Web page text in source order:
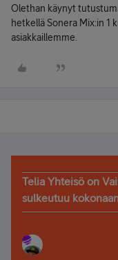
Olethan käynyt
hetkellä Sonera Mix:in 1
asiakkaillemme.
Telia Yhteisö on
sulkeutuu